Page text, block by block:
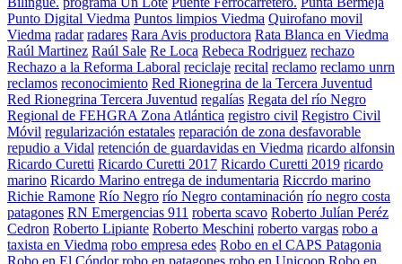
Punto Digital Viedma Puntos limpios Viedma Quirofano movil
Viedma radar radares Rara Avis productora Rata Blanca en Viedma
Raúl Martinez Raúl Sale Re Loca Rebeca Rodriguez rechazo
Rechazo a la Reforma Laboral reciclaje recital reclamo reclamo unrn
reclamos reconocimiento Red Rionegrina de la Tercera Juventud
Red Rionegrina Tercera Juventud regalías Regata del río Negro
Regional de FEHGRA Zona Atlántica registro civil Registro Civil
Móvil regularización estatales reparación de zona desfavorable
repudio a Vidal retención de guardavidas en Viedma ricardo alfonsin
Ricardo Curetti Ricardo Curetti 2017 Ricardo Curetti 2019 ricardo
marino Ricardo Marino entrega de indumentaria Riccrdo marino
Richie Ramone Río Negro río Negro contaminación río negro costa
patagones RN Emergencias 911 roberta scavo Roberto Julían Peréz
Cedron Roberto Lipiante Roberto Meschini roberto vargas robo a
taxista en Viedma robo empresa edes Robo en el CAPS Patagonia
Robo en El Cóndor robo en patagones robo en Unicoop Robo en